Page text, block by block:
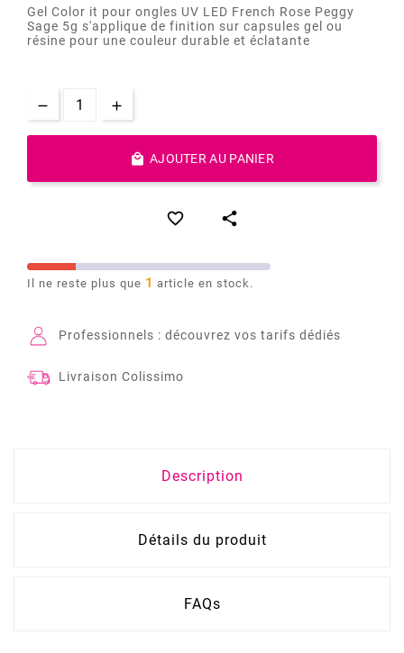
Gel Color it pour ongles UV LED French Rose Peggy
Sage 5g s'applique de finition sur capsules gel ou
résine pour une couleur durable et éclatante
 AJOUTER AU PANIER
 
Il ne reste plus que 1 article en stock.
Professionnels : découvrez vos tarifs dédiés
Livraison Colissimo
Description
Détails du produit
FAQs